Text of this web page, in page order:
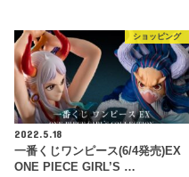
ショッピング
2022.5.18
一番くじワンピース(6/4発売)EX
ONE PIECE GIRL’S …